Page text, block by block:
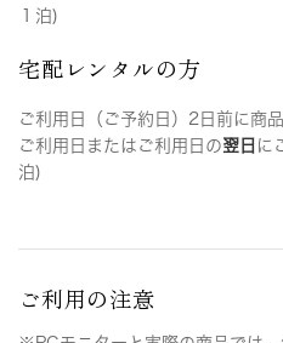
１泊)
宅配レンタルの方
ご利用日（ご予約日）2日前に商
ご利用日またはご利用日の翌日 に
泊)
ご利用の注意